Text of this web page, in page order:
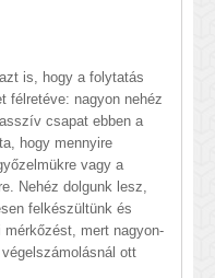
is, hogy a folytatás
félretéve: nagyon nehéz
csapat ebben a
hogy mennyire
vagy a
Nehéz dolgunk lesz,
felkészültünk és
mert nagyon-
ott